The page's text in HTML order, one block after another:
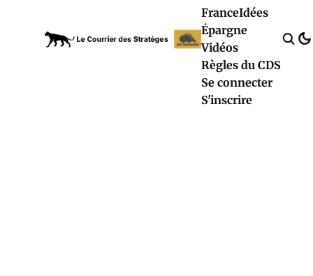
FranceIdées
Épargne
Vidéos
Règles du CDS
Se connecter
S'inscrire